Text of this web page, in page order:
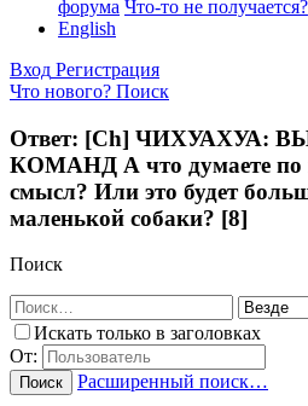
форума Что-то не получается?
English
Вход Регистрация
Что нового? Поиск
Ответ: [Ch] ЧИХУАХУА:
КОМАНД А что думаете по
смысл? Или это будет
маленькой собаки? [8]
Поиск
Искать только в заголовках
От:
Поиск Расширенный поиск…